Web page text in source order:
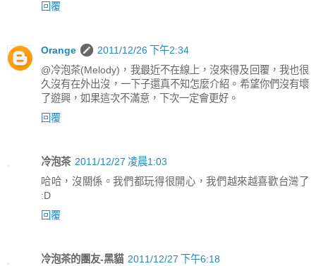
回覆
Orange
2011/12/26 下午2:34
@冷泡茶(Melody)，我最近不在線上，沒來得及回覆，我也很
久沒有在外出沒，一下子還真不知怎麼介紹。希望你們沒有壞
了遊興，如果這次不滿意，下次一定會更好。
回覆
冷泡茶 2011/12/27 凌晨1:03
哈哈，沒關係。我們都玩得很開心，我們越來越喜歡台灣了
:D
回覆
冷泡茶的團友-黑貓 2011/12/27 下午6:18